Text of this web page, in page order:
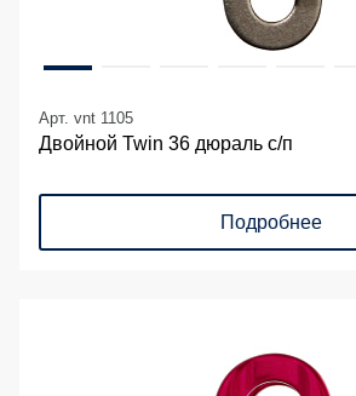
Арт. vnt 1105
Двойной Twin 36 дюраль с/п
Подробнее